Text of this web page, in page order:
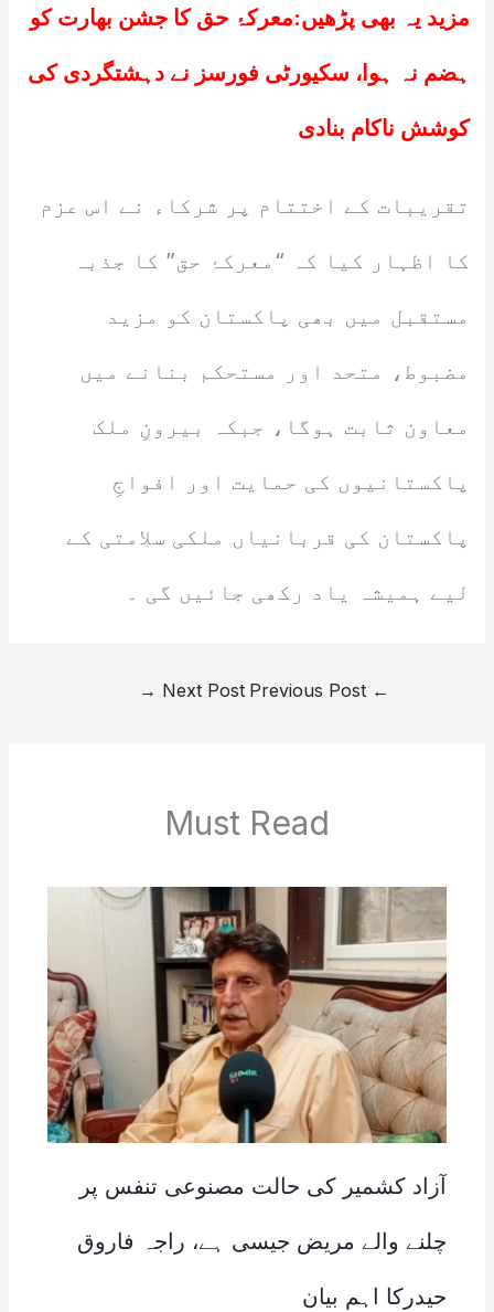
مزید یہ بھی پڑھیں:معرکۂ حق کا جشن بھارت کو
ہضم نہ ہوا، سکیورٹی فورسز نے دہشتگردی کی
کوشش ناکام بنادی
تقریبات کے اختتام پر شرکاء نے اس عزم
کا اظہار کیا کہ “معرکۂ حق” کا جذبہ
مستقبل میں بھی پاکستان کو مزید
مضبوط، متحد اور مستحکم بنانے میں
معاون ثابت ہوگا، جبکہ بیرونِ ملک
پاکستانیوں کی حمایت اور افواجِ
پاکستان کی قربانیاں ملکی سلامتی کے
لیے ہمیشہ یاد رکھی جائیں گی ۔
←
Next Post
→
Must Read
آزاد کشمیر کی حالت مصنوعی تنفس پر
چلنے والے مریض جیسی ہے، راجہ فاروق
حیدرکا اہم بیان